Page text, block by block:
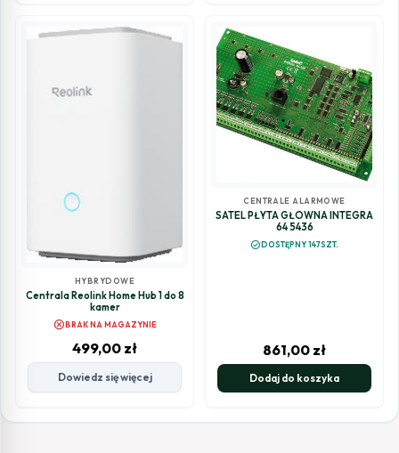
HYBRYDOWE
Centrala Reolink Home Hub 1 do 8
kamer
cancelBRAK NA MAGAZYNIE
499,00 zł
Dowiedz się więcej
CENTRALE ALARMOWE
SATEL PŁYTA GŁÓWNA INTEGRA
64 5436
check_circleDOSTĘPNY 147SZT.
861,00 zł
Dodaj do koszyka